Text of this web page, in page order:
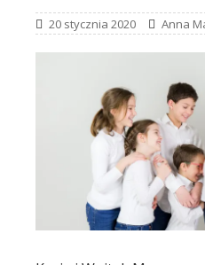
20 stycznia 2020 Anna